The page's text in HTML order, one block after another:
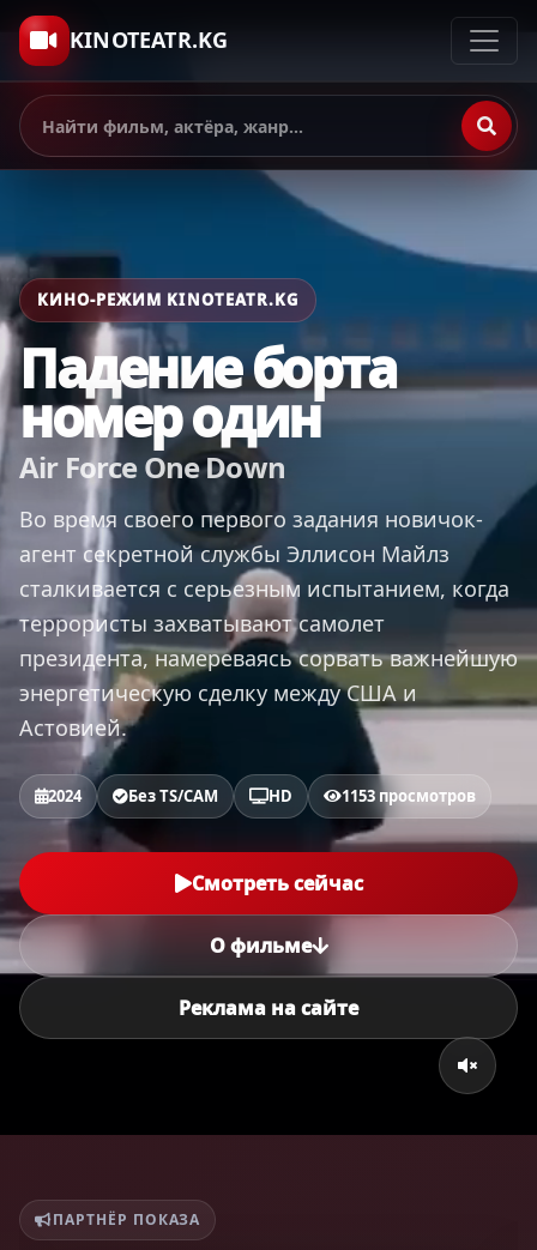
KINOTEATR.KG
КИНО-РЕЖИМ KINOTEATR.KG
Падение борта
номер один
Air Force One Down
Во время своего первого задания новичок-
агент секретной службы Эллисон Майлз
сталкивается с серьезным испытанием, когда
террористы захватывают самолет
президента, намереваясь сорвать важнейшую
энергетическую сделку между США и
Астовией.
2024 Без TS/CAM HD 1153 просмотров
Смотреть сейчас
О фильме
Реклама на сайте
ПАРТНЁР ПОКАЗА